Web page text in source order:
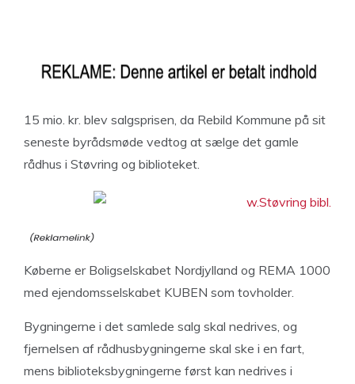
15 mio. kr. blev salgsprisen, da Rebild Kommune på sit
seneste byrådsmøde vedtog at sælge det gamle
rådhus i Støvring og biblioteket.
Køberne er Boligselskabet Nordjylland og REMA 1000
med ejendomsselskabet KUBEN som tovholder.
Bygningerne i det samlede salg skal nedrives, og
fjernelsen af rådhusbygningerne skal ske i en fart,
mens biblioteksbygningerne først kan nedrives i